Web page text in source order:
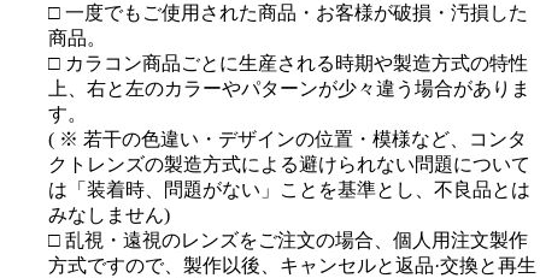
□ 一度でもご使用された商品・お客様が破損・汚損した
商品。
□ カラコン商品ごとに生産される時期や製造方式の特性
上、右と左のカラーやパターンが少々違う場合がありま
す。
( ※ 若干の色違い・デザインの位置・模様など、コンタ
クトレンズの製造方式による避けられない問題について
は「装着時、問題がない」ことを基準とし、不良品とは
みなしません)
□ 乱視・遠視のレンズをご注文の場合、個人用注文製作
方式ですので、製作以後、キャンセルと返品·交換と再生